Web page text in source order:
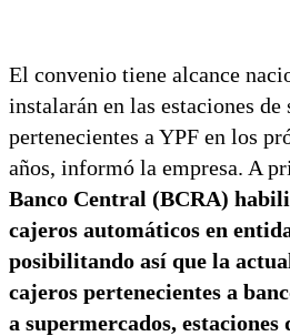
El convenio tiene alcance
instalarán en las estaciones
pertenecientes a YPF en los
años, informó la empresa. A
Banco Central (BCRA)
cajeros automáticos en
posibilitando así que la
cajeros pertenecientes a
a supermercados, estaciones